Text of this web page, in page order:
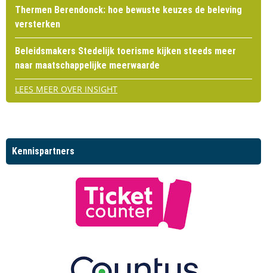
Thermen Berendonck: hoe bewuste keuzes de beleving
versterken
Beleidsmakers Stedelijk toerisme kijken steeds meer
naar maatschappelijke meerwaarde
LEES MEER OVER INSIGHT
Kennispartners